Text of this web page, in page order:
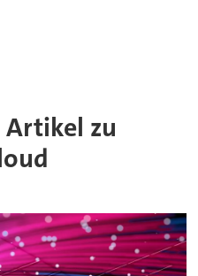
Artikel zu